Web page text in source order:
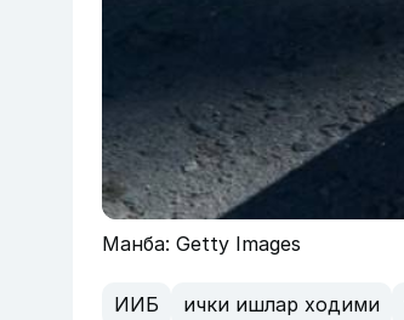
Манба: Getty Images
ИИБ ички ишлар ходими